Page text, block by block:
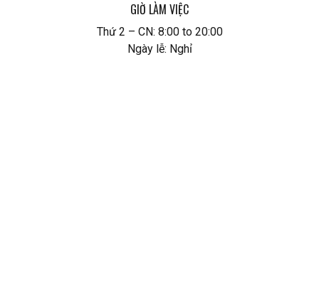
GIỜ LÀM VIỆC
Thứ 2 – CN: 8:00 to 20:00
Ngày lễ: Nghỉ